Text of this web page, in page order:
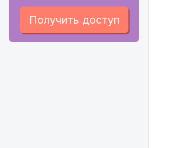
Получить доступ